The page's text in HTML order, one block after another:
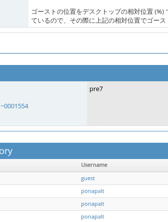
ゴーストの位置をデスクトップの相対位置
ているので、その際に上記の相対位置でゴー
~0001554
pre7
Username
guest
ponapalt
ponapalt
ponapalt